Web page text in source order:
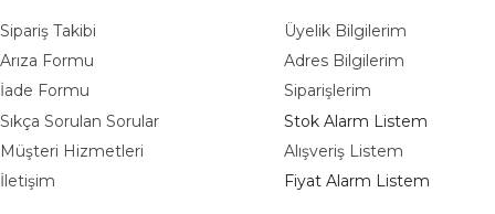
Sipariş Takibi
Arıza Formu
İade Formu
Sıkça Sorulan Sorular
Müşteri Hizmetleri
İletişim
Üyelik Bilgilerim
Adres Bilgilerim
Siparişlerim
Stok Alarm Listem
Alışveriş Listem
Fiyat Alarm Listem